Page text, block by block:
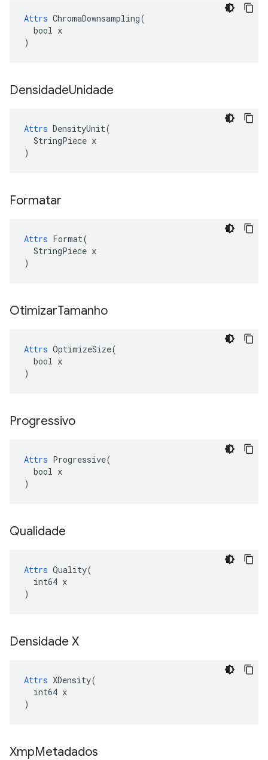
Attrs ChromaDownsampling(
  bool x
)
DensidadeUnidade
Attrs DensityUnit(
  StringPiece x
)
Formatar
Attrs Format(
  StringPiece x
)
OtimizarTamanho
Attrs OptimizeSize(
  bool x
)
Progressivo
Attrs Progressive(
  bool x
)
Qualidade
Attrs Quality(
  int64 x
)
Densidade X
Attrs XDensity(
  int64 x
)
XmpMetadados